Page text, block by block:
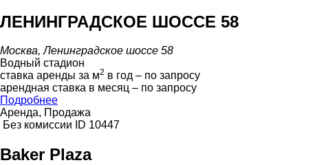
ЛЕНИНГРАДСКОЕ ШОССЕ 58
Москва, Ленинградское шоссе 58
Водный стадион
ставка аренды за м2 в год – по запросу
арендная ставка в месяц – по запросу
Подробнее
Аренда, Продажа
Без комиссии
ID 10447
Baker Plaza